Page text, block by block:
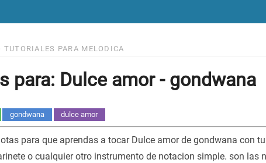
TUTORIALES PARA MELODICA
para: Dulce amor - gondwana
gondwana dulce amor
para que aprendas a tocar Dulce amor de gondwana con
o cualquier otro instrumento de notacion simple. son las